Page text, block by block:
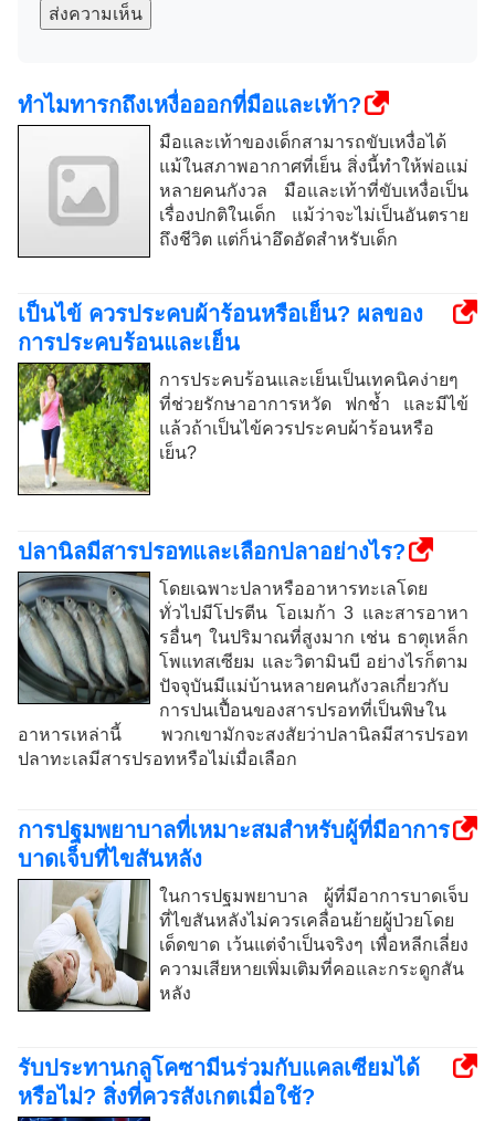
ส่งความเห็น
ทำไมทารกถึงเหงื่อออกที่มือและเท้า?
มือและเท้าของเด็กสามารถขับเหงื่อได้
แม้ในสภาพอากาศที่เย็น สิ่งนี้ทำให้พ่อแม่
หลายคนกังวล มือและเท้าที่ขับเหงื่อเป็น
เรื่องปกติในเด็ก แม้ว่าจะไม่เป็นอันตราย
ถึงชีวิต แต่ก็น่าอึดอัดสำหรับเด็ก
เป็นไข้ ควรประคบผ้าร้อนหรือเย็น? ผลของ
การประคบร้อนและเย็น
การประคบร้อนและเย็นเป็นเทคนิคง่ายๆ
ที่ช่วยรักษาอาการหวัด ฟกช้ำ และมีไข้
แล้วถ้าเป็นไข้ควรประคบผ้าร้อนหรือ
เย็น?
ปลานิลมีสารปรอทและเลือกปลาอย่างไร?
โดยเฉพาะปลาหรืออาหารทะเลโดย
ทั่วไปมีโปรตีน โอเมก้า 3 และสารอาหา
รอื่นๆ ในปริมาณที่สูงมาก เช่น ธาตุเหล็ก
โพแทสเซียม และวิตามินบี อย่างไรก็ตาม
ปัจจุบันมีแม่บ้านหลายคนกังวลเกี่ยวกับ
การปนเปื้อนของสารปรอทที่เป็นพิษใน
อาหารเหล่านี้ พวกเขามักจะสงสัยว่าปลานิลมีสารปรอท
ปลาทะเลมีสารปรอทหรือไม่เมื่อเลือก
การปฐมพยาบาลที่เหมาะสมสำหรับผู้ที่มีอาการ
บาดเจ็บที่ไขสันหลัง
ในการปฐมพยาบาล ผู้ที่มีอาการบาดเจ็บ
ที่ไขสันหลังไม่ควรเคลื่อนย้ายผู้ป่วยโดย
เด็ดขาด เว้นแต่จำเป็นจริงๆ เพื่อหลีกเลี่ยง
ความเสียหายเพิ่มเติมที่คอและกระดูกสัน
หลัง
รับประทานกลูโคซามีนร่วมกับแคลเซียมได้
หรือไม่? สิ่งที่ควรสังเกตเมื่อใช้?